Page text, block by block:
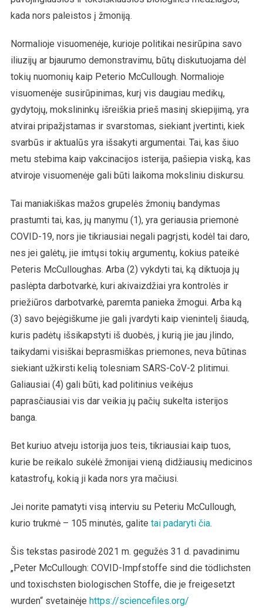
kada nors paleistos į žmoniją.
Normalioje visuomenėje, kurioje politikai nesirūpina savo
iliuzijų ar bjaurumo demonstravimu, būtų diskutuojama dėl
tokių nuomonių kaip Peterio McCullough. Normalioje
visuomenėje susirūpinimas, kurį vis daugiau medikų,
gydytojų, mokslininkų išreiškia prieš masinį skiepijimą, yra
atvirai pripažįstamas ir svarstomas, siekiant įvertinti, kiek
svarbūs ir aktualūs yra išsakyti argumentai. Tai, kas šiuo
metu stebima kaip vakcinacijos isterija, pašiepia viską, kas
atviroje visuomenėje gali būti laikoma moksliniu diskursu.
Tai maniakiškas mažos grupelės žmonių bandymas
prastumti tai, kas, jų manymu (1), yra geriausia priemonė
COVID-19, nors jie tikriausiai negali pagrįsti, kodėl tai daro,
nes jei galėtų, jie imtųsi tokių argumentų, kokius pateikė
Peteris McCulloughas. Arba (2) vykdyti tai, ką diktuoja jų
paslėpta darbotvarkė, kuri akivaizdžiai yra kontrolės ir
priežiūros darbotvarkė, paremta panieka žmogui. Arba ką
(3) savo bejėgiškume jie gali įvardyti kaip vienintelį šiaudą,
kuris padėtų išsikapstyti iš duobės, į kurią jie jau įlindo,
taikydami visiškai beprasmiškas priemones, neva būtinas
siekiant užkirsti kelią tolesniam SARS-CoV-2 plitimui.
Galiausiai (4) gali būti, kad politinius veikėjus
paprasčiausiai vis dar veikia jų pačių sukelta isterijos
banga.
Bet kuriuo atveju istorija juos teis, tikriausiai kaip tuos,
kurie be reikalo sukėlė žmonijai vieną didžiausių medicinos
katastrofų, kokią ji kada nors yra mačiusi.
Jei norite pamatyti visą interviu su Peteriu McCullough,
kurio trukmė – 105 minutės, galite tai padaryti čia.
Šis tekstas pasirodė 2021 m. gegužės 31 d. pavadinimu
„Peter McCullough: COVID-Impfstoffe sind die tödlichsten
und toxischsten biologischen Stoffe, die je freigesetzt
wurden“ svetainėje https://sciencefiles.org/